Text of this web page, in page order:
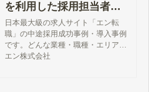
を利用した採用担当者の
声
日本最大級の求人サイト「エン転
職」の中途採用成功事例・導入事例
です。どんな業種・職種・エリアの
募集で、何名応募が集まったのか？
エン株式会社